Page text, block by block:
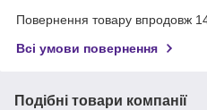
Повернення товару впродовж
Всі умови повернення
Подібні товари компанії